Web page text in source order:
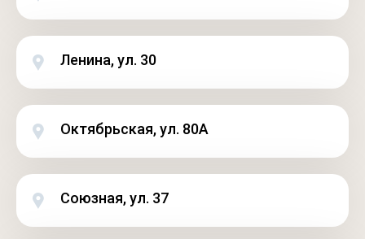
Ленина, ул. 30
Октябрьская, ул. 80А
Союзная, ул. 37